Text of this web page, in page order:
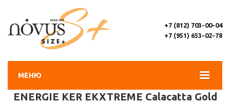
МЕНЮ
+7 (812) 703-00-04
+7 (951) 653-02-78
ENERGIE KER EKXTREME Calacatta Gold